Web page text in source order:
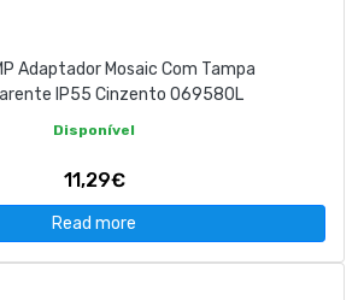
Adaptador Mosaic Com Tampa
IP55 Cinzento 069580L
Disponível
11,29€
Read more